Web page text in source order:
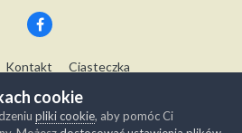
Kontakt Ciasteczka
© Modelwork.pl
by Invision Community
cookie
pliki cookie, aby pomóc Ci